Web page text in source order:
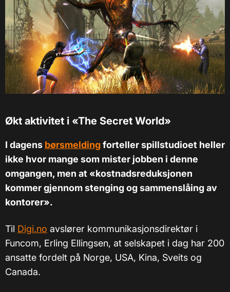
Økt aktivitet i «The Secret World»
I dagens børsmeldingforteller spillstudioet heller
ikke hvor mange som mister jobben i denne
omgangen, men at «kostnadsreduksjonen
kommer gjennom stenging og sammenslåing av
kontorer».
Til Digi.no avslører kommunikasjonsdirektør i
Funcom, Erling Ellingsen, at selskapet i dag har 200
ansatte fordelt på Norge, USA, Kina, Sveits og
Canada.